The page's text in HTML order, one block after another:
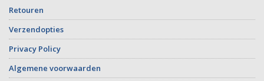
Retouren
Verzendopties
Privacy Policy
Algemene voorwaarden